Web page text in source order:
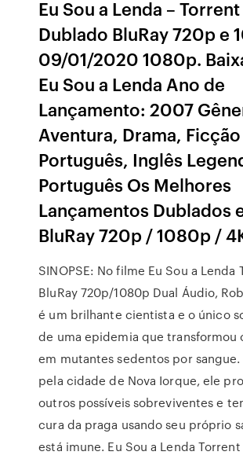
Eu Sou a Lenda – Torrent
Dublado BluRay 720p e
09/01/2020 1080p.
Eu Sou a Lenda Ano de
Lançamento: 2007
Aventura, Drama,
Português, Inglês
Português Os Melhores
Lançamentos Dublados
BluRay 720p / 1080p /
SINOPSE: No filme Eu Sou a Lenda
BluRay 720p/1080p Dual Áudio,
é um brilhante cientista e o único
de uma epidemia que transformou
em mutantes sedentos por
pela cidade de Nova Iorque, ele
outros possíveis sobreviventes e
cura da praga usando seu próprio
está imune. Eu Sou a Lenda Torrent